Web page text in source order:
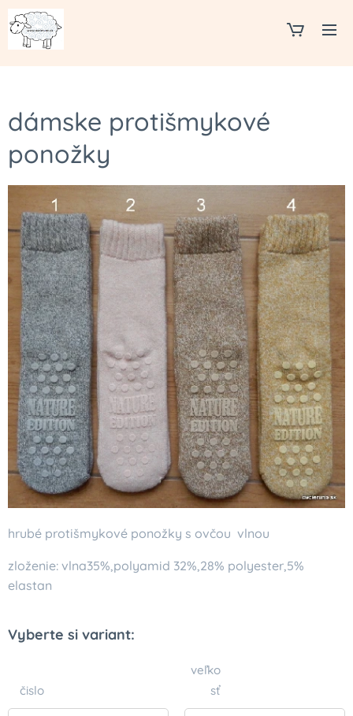
dámske protišmykové
ponožky
hrubé protišmykové ponožky s ovčou vlnou
zloženie: vlna35%,polyamid 32%,28% polyester,5%
elastan
Vyberte si variant:
čislo
veľko
sť